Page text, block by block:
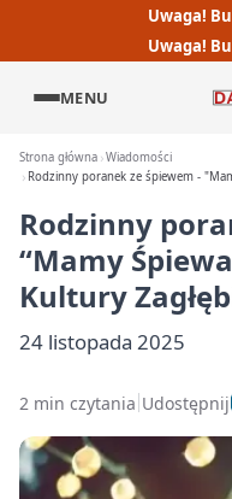
Uwaga!
Uwaga!
MENU
Strona główna Wiadomości
Rodzinny poranek ze śpiewem -
Rodzinny
“Mamy
Kultury
24 listopada 2025
2 min czytania Udostępnij